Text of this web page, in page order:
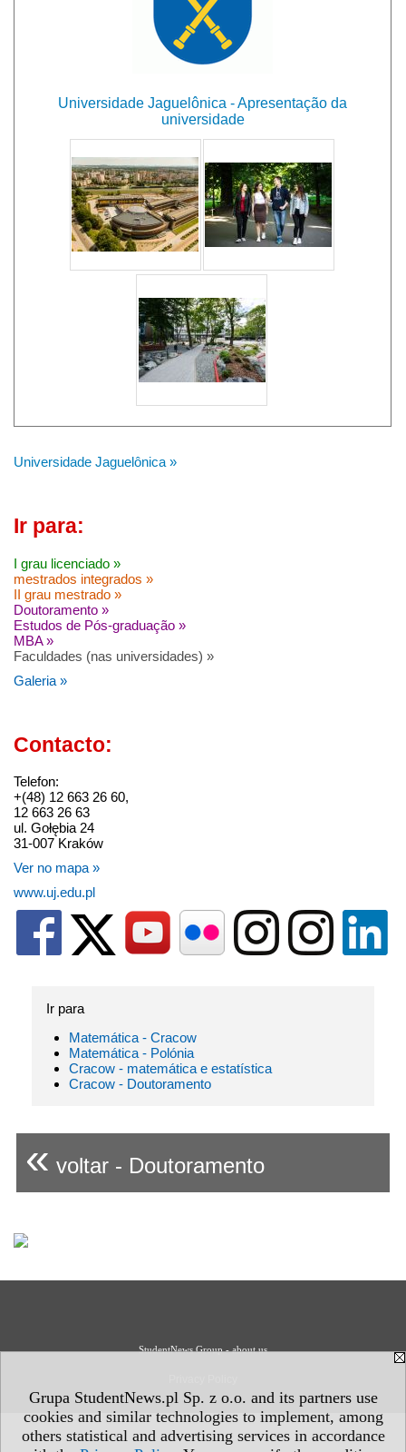
Grupa StudentNews.pl Sp. z o.o. and its partners use
cookies and similar technologies to implement, among
others statistical and advertising services in accordance
Universidade Jaguelônica - Apresentação da
universidade
Universidade Jaguelônica »
Ir para:
I grau licenciado »
mestrados integrados »
II grau mestrado »
Doutoramento »
Estudos de Pós-graduação »
MBA »
Faculdades (nas universidades) »
Galeria »
Contacto:
Telefon:
+(48) 12 663 26 60,
12 663 26 63
ul. Gołębia 24
31-007 Kraków
Ver no mapa »
www.uj.edu.pl
Ir para
Matemática - Cracow
Matemática - Polónia
Cracow - matemática e estatística
Cracow - Doutoramento
« voltar - Doutoramento
StudentNews Group - about us